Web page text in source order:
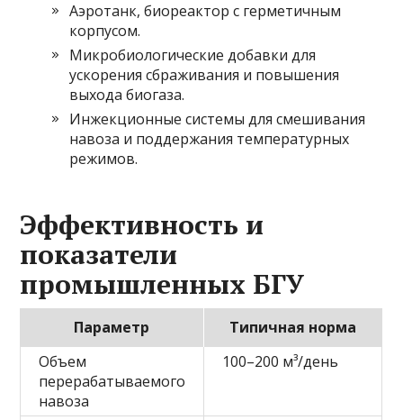
Аэротанк, биореактор с герметичным
корпусом.
Микробиологические добавки для
ускорения сбраживания и повышения
выхода биогаза.
Инжекционные системы для смешивания
навоза и поддержания температурных
режимов.
Эффективность и
показатели
промышленных БГУ
Параметр
Типичная норма
Объем
перерабатываемого
навоза
100–200 м³/день